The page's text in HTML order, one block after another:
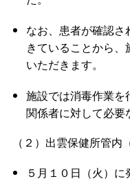
なお、患者が確認
きていることから
いただきます。
施設では消毒作業を
関係者に対して必要
（２）出雲保健所管内
５月１０日（火）